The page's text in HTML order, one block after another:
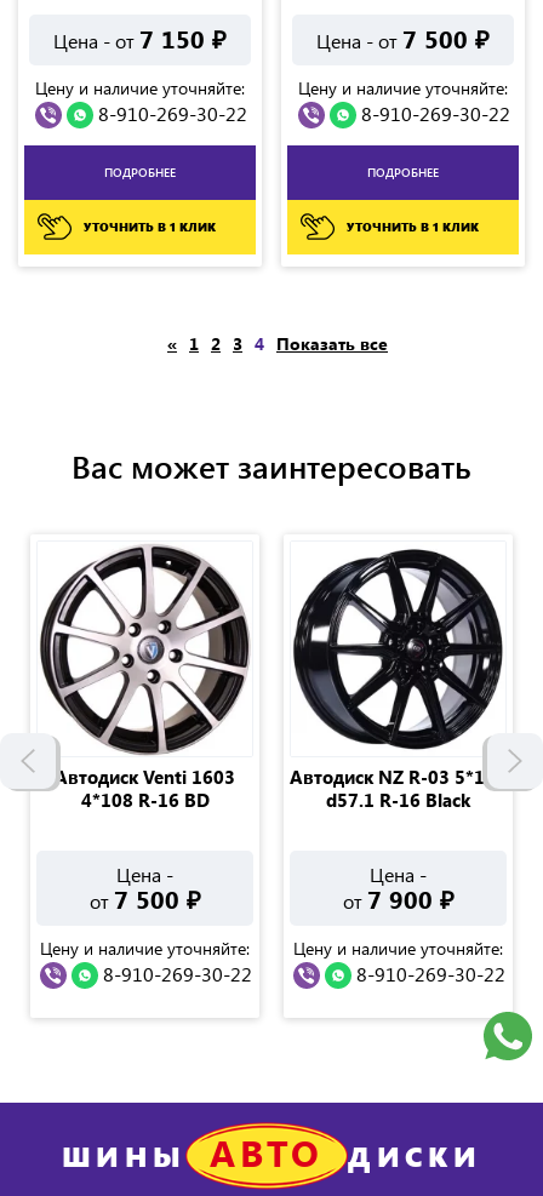
Цена - от 7 150 ₽
Цену и наличие уточняйте:
8-910-269-30-22
ПОДРОБНЕЕ
УТОЧНИТЬ В 1 КЛИК
Цена - от 7 500 ₽
Цену и наличие уточняйте:
8-910-269-30-22
ПОДРОБНЕЕ
УТОЧНИТЬ В 1 КЛИК
« 1 2 3 4 Показать все
Вас может заинтересовать
Автодиск Venti 1603
4*108 R-16 BD
Цена -
от 7 500 ₽
Цену и наличие уточняйте:
8-910-269-30-22
Автодиск NZ R-03 5*112
d57.1 R-16 Black
Цена -
от 7 900 ₽
Цену и наличие уточняйте:
8-910-269-30-22
ШИНЫ АВТО ДИСКИ